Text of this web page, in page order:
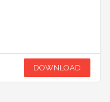
DOWNLOAD